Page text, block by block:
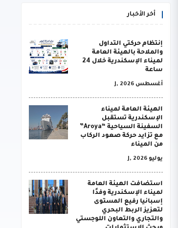
أخر الأخبار
إنتظام حركتي التداول
والملاحة بالهيئة العامة
لميناء الإسكندرية خلال 24
ساعة
أغسطس J, 2026
الهيئة العامة لميناء
الإسكندرية تستقبل
السفينة السياحية “Aroya”
مع تزايد حركة صعود الركاب
من الميناء
يوليو J, 2026
استضافت الهيئة العامة
لميناء الإسكندرية وفدًا
إسبانيا رفيع المستوى
لتعزيز الربط البحري
والتجاري والتعاون اللوجستي